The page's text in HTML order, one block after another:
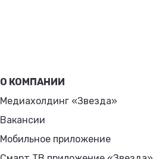
О КОМПАНИИ
Медиахолдинг «Звезда»
Вакансии
Мобильное приложение